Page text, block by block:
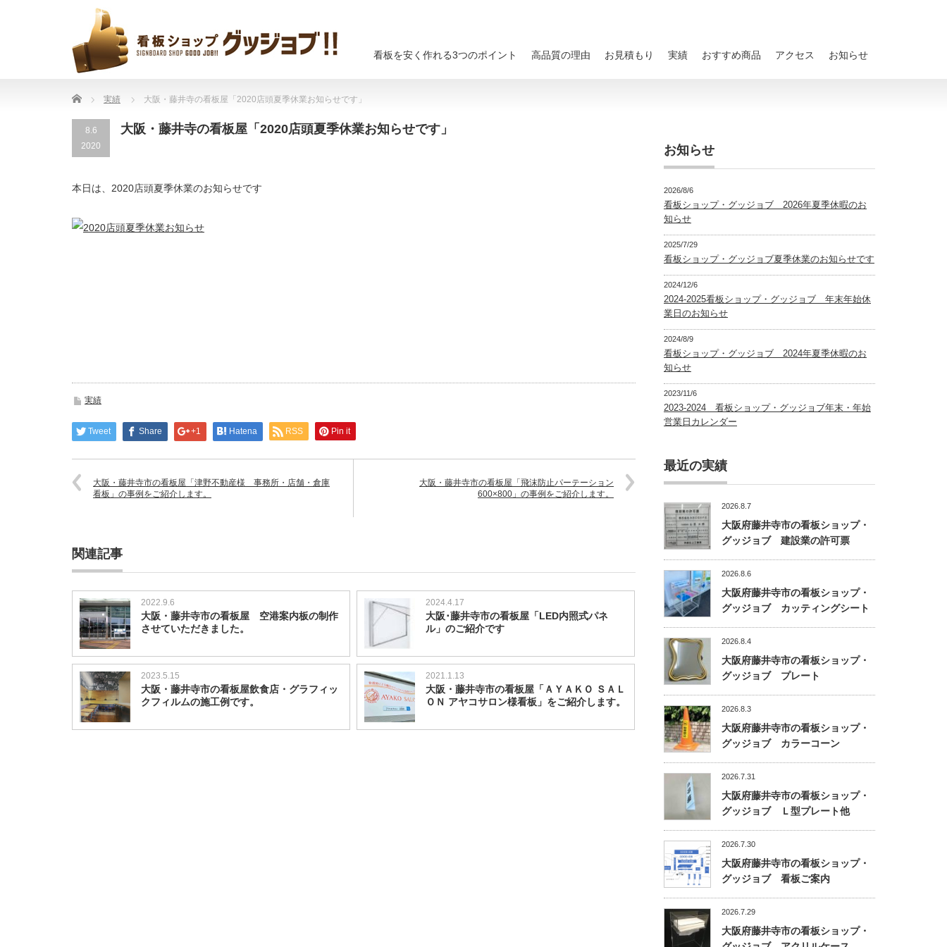
看板を安く作れる3つのポイント 高品質の理由 お見積もり 実績 おすすめ商品 アクセス お知らせ
Home 実績 大阪・藤井寺の看板屋「2020店頭夏季休業お知らせです」
8.6
2020
大阪・藤井寺の看板屋「2020店頭夏季休業お知らせです」
本日は、2020店頭夏季休業のお知らせです
実績
Tweet Share +1 Hatena RSS Pin it
大阪・藤井寺市の看板屋「津野不動産様 事務所・店舗・倉庫
看板」の事例をご紹介します。
大阪・藤井寺市の看板屋「飛沫防止パーテーション
600×800」の事例をご紹介します。
関連記事
2022.9.6
大阪・藤井寺市の看板屋 空港案内板の制作
させていただきました。
2024.4.17
大阪･藤井寺市の看板屋「LED内照式パネ
ル」のご紹介です
2023.5.15
大阪・藤井寺市の看板屋飲食店・グラフィッ
クフィルムの施工例です。
2021.1.13
大阪・藤井寺市の看板屋「ＡＹＡＫＯ ＳＡＬ
ＯＮ アヤコサロン様看板」をご紹介します。
お知らせ
2026/8/6
看板ショップ・グッジョブ 2026年夏季休暇のお
知らせ
2025/7/29
看板ショップ・グッジョブ夏季休業のお知らせです
2024/12/6
2024-2025看板ショップ・グッジョブ 年末年始休
業日のお知らせ
2024/8/9
看板ショップ・グッジョブ 2024年夏季休暇のお
知らせ
2023/11/6
2023-2024 看板ショップ・グッジョブ年末・年始
営業日カレンダー
最近の実績
2026.8.7
大阪府藤井寺市の看板ショップ・
グッジョブ 建設業の許可票
2026.8.6
大阪府藤井寺市の看板ショップ・
グッジョブ カッティングシート
2026.8.4
大阪府藤井寺市の看板ショップ・
グッジョブ プレート
2026.8.3
大阪府藤井寺市の看板ショップ・
グッジョブ カラーコーン
2026.7.31
大阪府藤井寺市の看板ショップ・
グッジョブ Ｌ型プレート他
2026.7.30
大阪府藤井寺市の看板ショップ・
グッジョブ 看板ご案内
2026.7.29
大阪府藤井寺市の看板ショップ・